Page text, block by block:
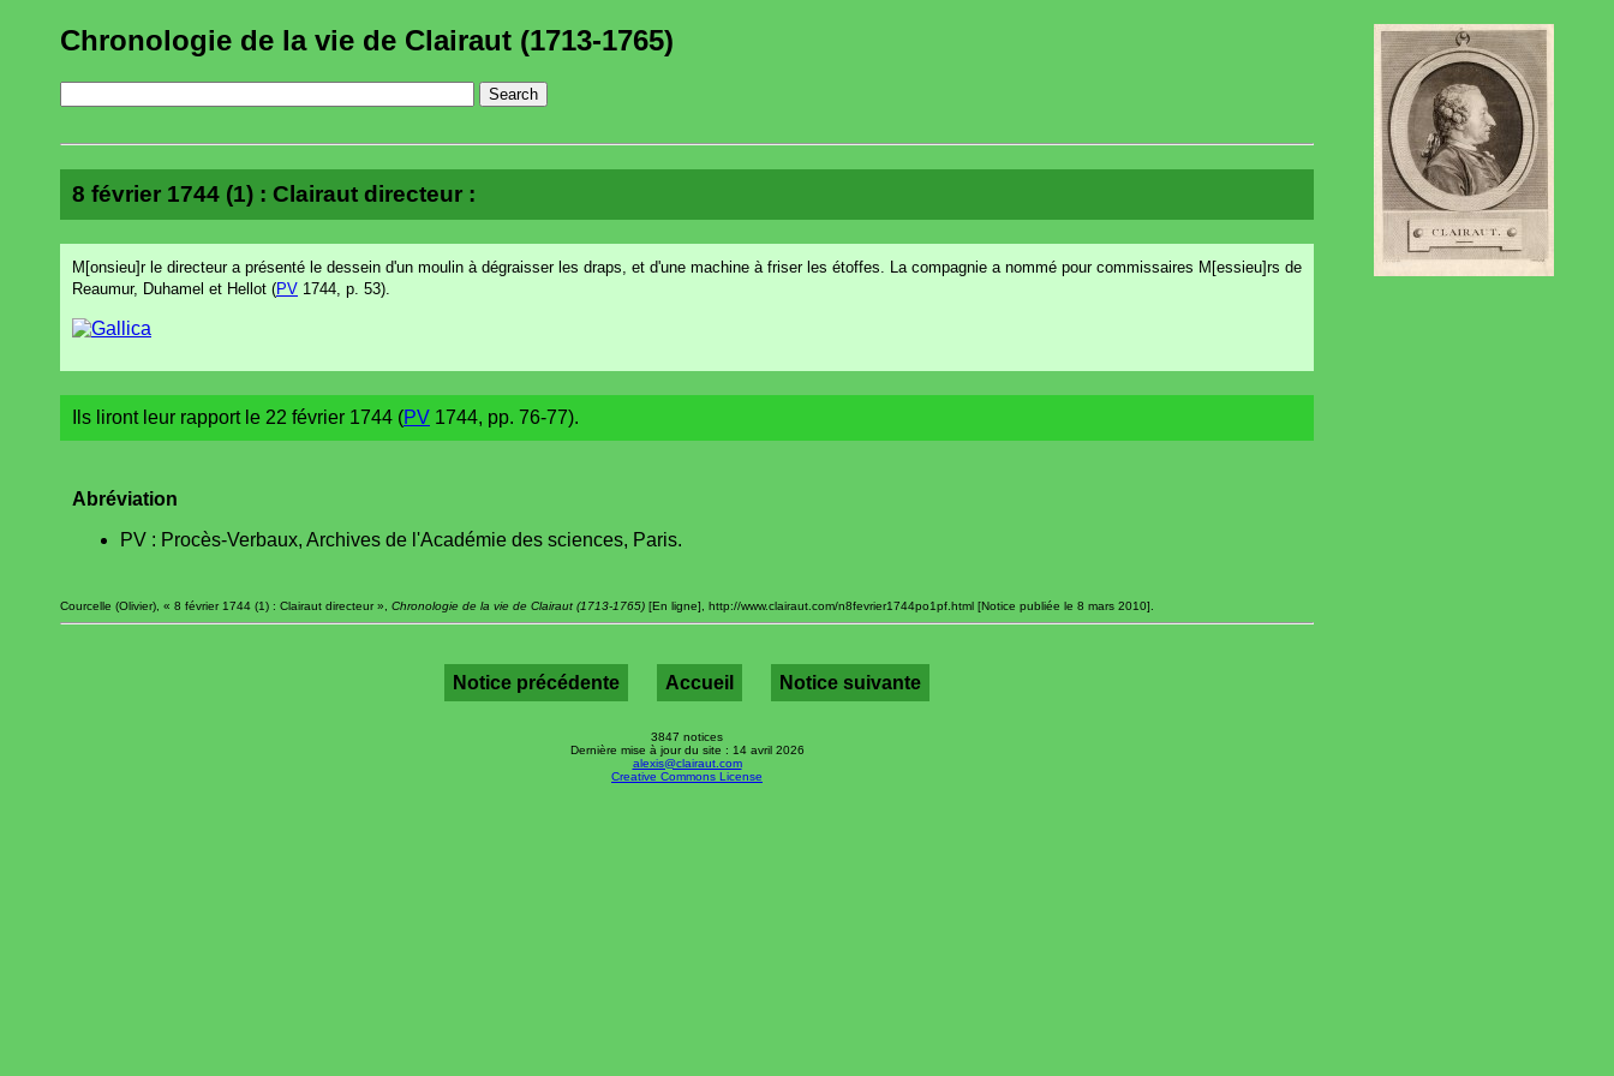
Chronologie de la vie de Clairaut (1713-1765)
8 février 1744 (1) : Clairaut directeur :
M[onsieu]r le directeur a présenté le dessein d'un moulin à dégraisser les draps, et d'une machine à friser les étoffes. La compagnie a nommé pour commissaires M[essieu]rs de
Reaumur, Duhamel et Hellot (PV 1744, p. 53).
Ils liront leur rapport le 22 février 1744 (PV 1744, pp. 76-77).
Abréviation
PV : Procès-Verbaux, Archives de l'Académie des sciences, Paris.
Courcelle (Olivier), « 8 février 1744 (1) : Clairaut directeur », Chronologie de la vie de Clairaut (1713-1765) [En ligne], http://www.clairaut.com/n8fevrier1744po1pf.html [Notice publiée le 8 mars 2010].
Notice précédente Accueil Notice suivante
3847 notices
Dernière mise à jour du site : 14 avril 2026
alexis@clairaut.com
Creative Commons License